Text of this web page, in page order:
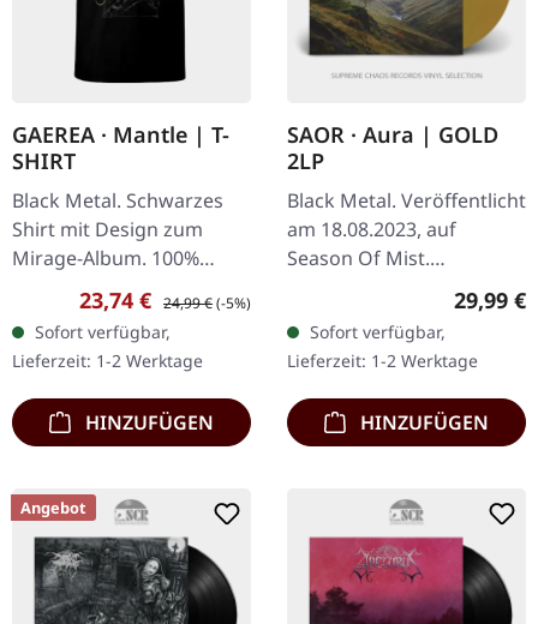
GAEREA · Mantle | T-
SHIRT
Black Metal. Schwarzes
Shirt mit Design zum
Mirage-Album. 100%
Baumwolle. Better Cotton
Initiative in weicher, semi-
taillierter Rundhalsform..
Verkaufspreis:
23,74 € Regulärer Preis:
24,99 €(-5%)
Sofort verfügbar,
Lieferzeit: 1-2 Werktage
HINZUFÜGEN
SAOR · Aura | GOLD
2LP
Black Metal. Veröffentlicht
am 18.08.2023, auf
Season Of Mist.
Goldfarbenes Doppel-
Vinyl, limitiert auf 300
Stück im Gatefold-Cover.
"Aura" von Saor…
29,99 €
Sofort verfügbar,
Lieferzeit: 1-2 Werktage
HINZUFÜGEN
Angebot